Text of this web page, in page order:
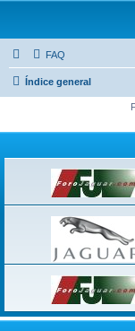
FAQ
Índice general